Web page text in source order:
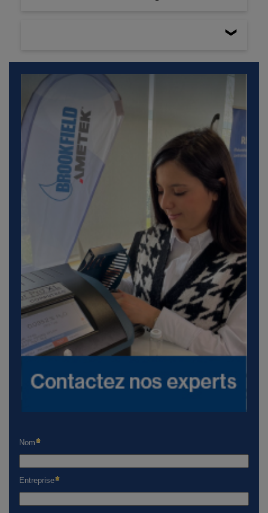
Accessoires, pièces et consommables